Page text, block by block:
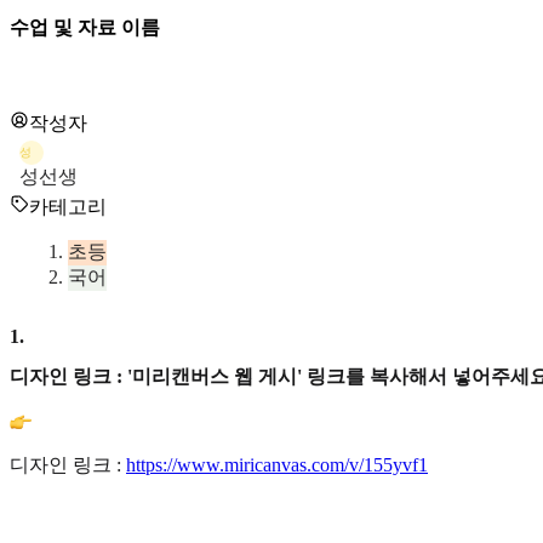
수업 및 자료 이름
작성자
성
성선생
카테고리
초등
국어
1.
디자인 링크 : '미리캔버스 웹 게시' 링크를 복사해서 넣어주세
디자인 링크 : https://www.miricanvas.com/v/155yvf1